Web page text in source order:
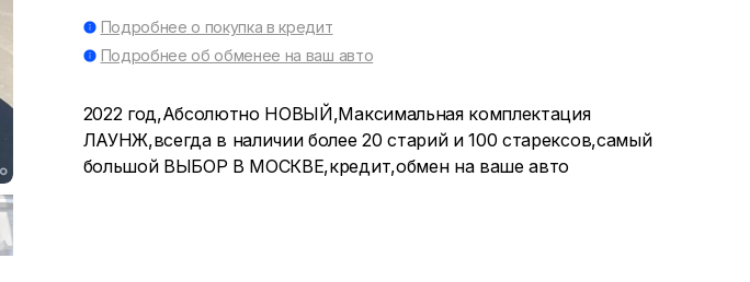
Подробнее о покупка в кредит
Подробнее об обменее на ваш авто
2022 год,Абсолютно НОВЫЙ,Максимальная комплектация
ЛАУНЖ,всегда в наличии более 20 старий и 100 старексов,самый
большой ВЫБОР В МОСКВЕ,кредит,обмен на ваше авто